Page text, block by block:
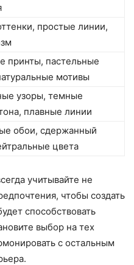
простые линии,
принты, пастельные
мотивы
узоры, темные
плавные линии
обои, сдержанный
цвета
учитывайте не
чтобы создать
способствовать
выбор на тех
с остальным